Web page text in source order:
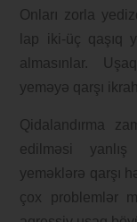
Onları zorla
lap iki-üç qaşıq
almasınlar.
yeməyə qarşı
Qidalandırma
edilməsi
yeməklərə qarşı
çox problemlər